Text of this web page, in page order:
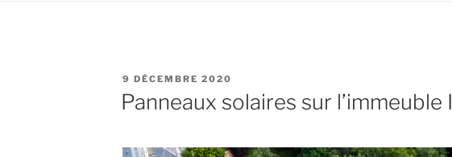
PUBLIÉ
LE
9 DÉCEMBRE 2020
Panneaux solaires sur l’immeuble I